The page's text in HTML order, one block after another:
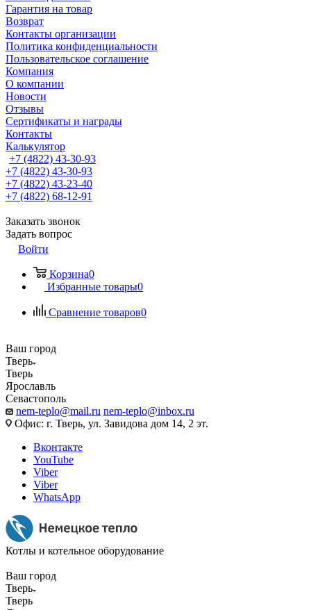
Гарантия на товар
Возврат
Контакты организации
Политика конфиденциальности
Пользовательское соглашение
Компания
О компании
Новости
Отзывы
Сертификаты и награды
Контакты
Калькулятор
+7 (4822) 43-30-93
+7 (4822) 43-30-93
+7 (4822) 43-23-40
+7 (4822) 68-12-91
Заказать звонок
Задать вопрос
Войти
Корзина0
Избранные товары0
Сравнение товаров0
Ваш город
Тверь
Тверь
Ярославль
Севастополь
nem-teplo@mail.ru nem-teplo@inbox.ru
Офис: г. Тверь, ул. Завидова дом 14, 2 эт.
Вконтакте
YouTube
Viber
Viber
WhatsApp
Котлы и котельное оборудование
Ваш город
Тверь
Тверь